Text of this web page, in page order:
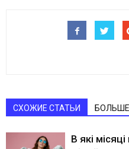
СХОЖИЕ СТАТЬИ
В які